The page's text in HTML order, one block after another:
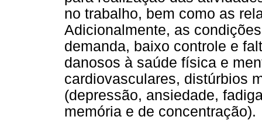
no trabalho, bem como as
Adicionalmente, as
demanda, baixo controle e
danosos à saúde física e
cardiovasculares, distúrbios
(depressão, ansiedade,
memória e de concentração).